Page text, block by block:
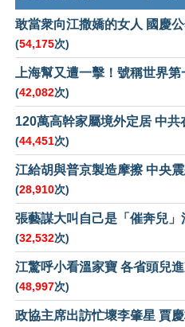
敢當衆向江撒嬌的女人 國慶
(54,175次)
上海幫又遭一擊！號稱世界
(42,082次)
120萬高幹家屬境外定居 中共
(44,451次)
江給胡與普京製造摩擦 中央
(28,910次)
張藝謀大叫自己是「催奔兒」
(32,532次)
江驚呼小看溫家寶 各省頭兒
(48,997次)
政協主席出訪忙壞李肇星 賈